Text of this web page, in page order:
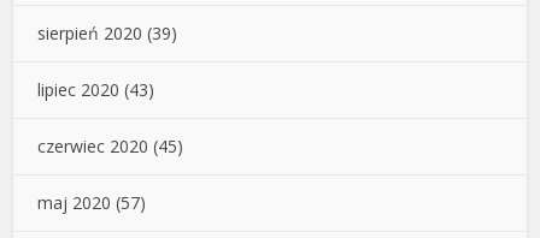
sierpień 2020 (39)
lipiec 2020 (43)
czerwiec 2020 (45)
maj 2020 (57)